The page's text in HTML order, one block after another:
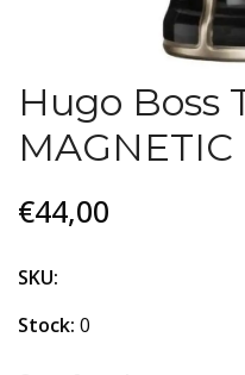
Hugo Boss
€44,00
SKU:
Stock: 0